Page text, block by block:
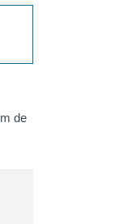
de